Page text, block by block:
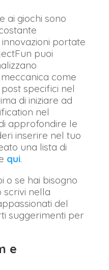
ai giochi sono
portate
puoi
come
specifici nel
di iniziare ad
nel
approfondire le
inserire nel tuo
una lista di
qui.
o se hai bisogno
scrivi nella
del
suggerimenti per
e